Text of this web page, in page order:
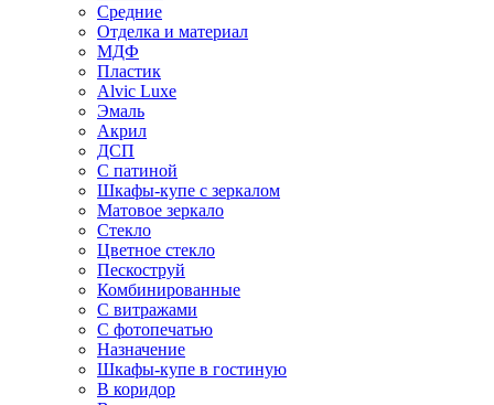
Средние
Отделка и материал
МДФ
Пластик
Alvic Luxe
Эмаль
Акрил
ДСП
С патиной
Шкафы-купе с зеркалом
Матовое зеркало
Стекло
Цветное стекло
Пескоструй
Комбинированные
С витражами
С фотопечатью
Назначение
Шкафы-купе в гостиную
В коридор